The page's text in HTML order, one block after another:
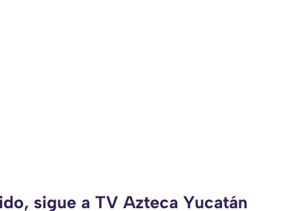
sigue a TV Azteca Yucatán